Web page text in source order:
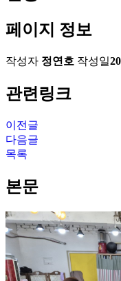
페이지 정보
작성자 정연호 작성일
관련링크
이전글
다음글
목록
본문